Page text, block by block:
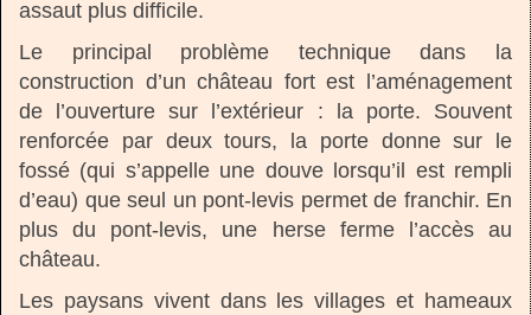
assaut plus difficile.
Le principal problème technique dans la
construction d’un château fort est l’aménagement
de l’ouverture sur l’extérieur : la porte. Souvent
renforcée par deux tours, la porte donne sur le
fossé (qui s’appelle une douve lorsqu’il est rempli
d’eau) que seul un pont-levis permet de franchir. En
plus du pont-levis, une herse ferme l’accès au
château.
Les paysans vivent dans les villages et hameaux